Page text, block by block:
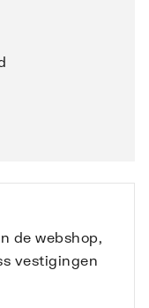
de webshop,
vestigingen